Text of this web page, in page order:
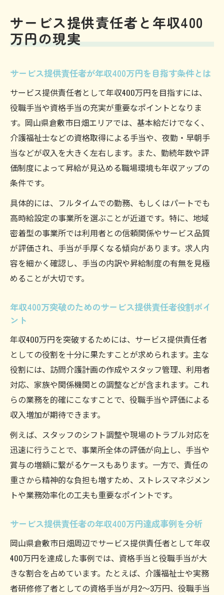
サービス提供責任者と年収400
万円の現実
サービス提供責任者が年収400万円を目指す条件とは
サービス提供責任者として年収400万円を目指すには、
役職手当や資格手当の充実が重要なポイントとなりま
す。岡山県倉敷市日畑エリアでは、基本給だけでなく、
介護福祉士などの資格取得による手当や、夜勤・早朝手
当などが収入を大きく左右します。また、勤続年数や評
価制度によって昇給が見込める職場環境も年収アップの
条件です。
具体的には、フルタイムでの勤務、もしくはパートでも
高時給設定の事業所を選ぶことが近道です。特に、地域
密着型の事業所では利用者との信頼関係やサービス品質
が評価され、手当が手厚くなる傾向があります。求人内
容を細かく確認し、手当の内訳や昇給制度の有無を見極
めることが大切です。
年収400万突破のためのサービス提供責任者役割ポイ
ント
年収400万円を突破するためには、サービス提供責任者
としての役割を十分に果たすことが求められます。主な
役割には、訪問介護計画の作成やスタッフ管理、利用者
対応、家族や関係機関との調整などが含まれます。これ
らの業務を的確にこなすことで、役職手当や評価による
収入増加が期待できます。
例えば、スタッフのシフト調整や現場のトラブル対応を
迅速に行うことで、事業所全体の評価が向上し、手当や
賞与の増額に繋がるケースもあります。一方で、責任の
重さから精神的な負担も増すため、ストレスマネジメン
トや業務効率化の工夫も重要なポイントです。
サービス提供責任者の年収400万円達成事例を分析
岡山県倉敷市日畑周辺でサービス提供責任者として年収
400万円を達成した事例では、資格手当と役職手当が大
きな割合を占めています。たとえば、介護福祉士や実務
者研修修了者としての資格手当が月2～3万円、役職手当